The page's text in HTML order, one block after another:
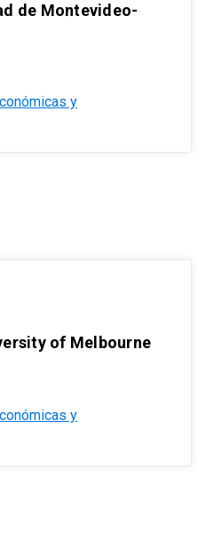
de Montevideo-
y
of Melbourne
y